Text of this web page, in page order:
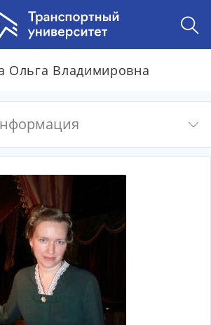
Ольга Владимировна